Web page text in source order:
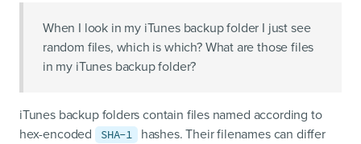
When I look in my iTunes backup folder I just see
random files, which is which? What are those files
in my iTunes backup folder?
iTunes backup folders contain files named according to
hex-encoded
SHA-1
hashes. Their filenames can differ